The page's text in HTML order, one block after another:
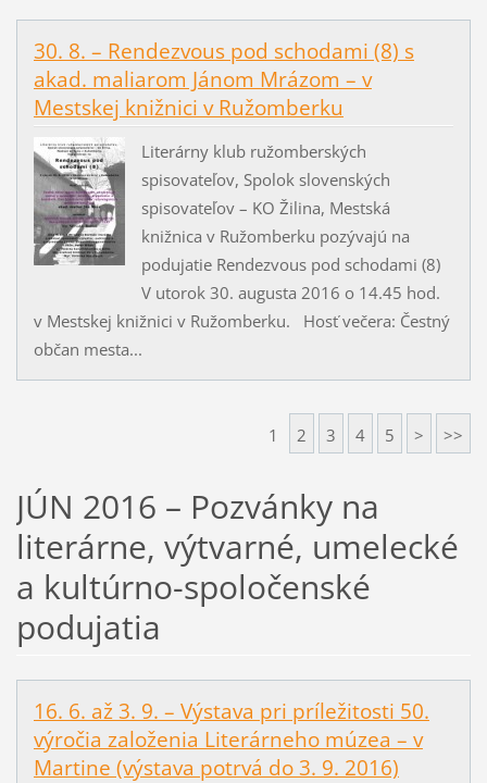
30. 8. – Rendezvous pod schodami (8) s
akad. maliarom Jánom Mrázom – v
Mestskej knižnici v Ružomberku
Literárny klub ružomberských
spisovateľov, Spolok slovenských
spisovateľov – KO Žilina, Mestská
knižnica v Ružomberku pozývajú na
podujatie Rendezvous pod schodami (8)
V utorok 30. augusta 2016 o 14.45 hod.
v Mestskej knižnici v Ružomberku. Hosť večera: Čestný
občan mesta...
1 2 3 4 5 > >>
JÚN 2016 – Pozvánky na
literárne, výtvarné, umelecké
a kultúrno-spoločenské
podujatia
16. 6. až 3. 9. – Výstava pri príležitosti 50.
výročia založenia Literárneho múzea – v
Martine (výstava potrvá do 3. 9. 2016)